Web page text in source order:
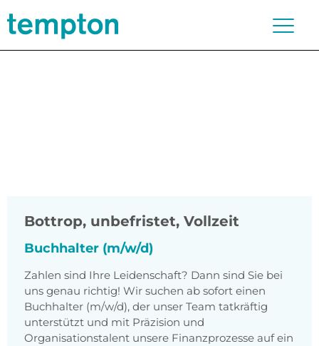
Bottrop, unbefristet, Vollzeit
Buchhalter (m/w/d)
Zahlen sind Ihre Leidenschaft? Dann sind Sie bei
uns genau richtig! Wir suchen ab sofort einen
Buchhalter (m/w/d), der unser Team tatkräftig
unterstützt und mit Präzision und
Organisationstalent unsere Finanzprozesse auf ein